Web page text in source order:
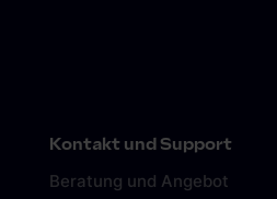
Kontakt und Support
Beratung und Angebot